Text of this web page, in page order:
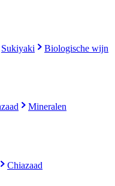
Sukiyaki Biologische wijn
Mineralen
Chiazaad